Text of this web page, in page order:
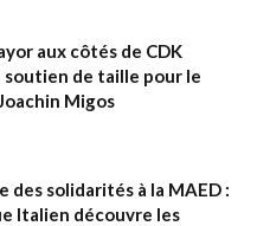
aux côtés de CDK
soutien de taille pour le
Migos
des solidarités à la MAED :
Italien découvre les